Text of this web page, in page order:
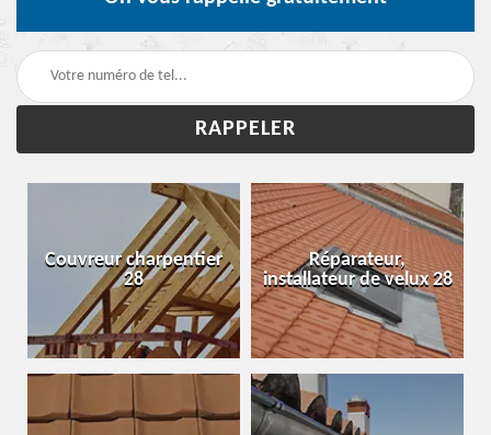
Couvreur charpentier
28
Réparateur,
installateur de velux 28